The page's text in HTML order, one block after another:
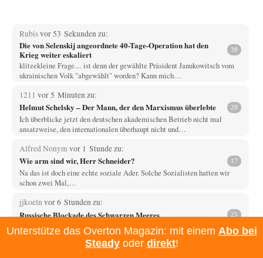
Rubisvor 53 Sekunden zu:
Die von Selenskij angeordnete 40-Tage-Operation hat den
Krieg weiter eskaliert
38
klitzekleine Frage.... ist denn der gewählte Präsident Janukowitsch vom
ukrainischen Volk "abgewählt" worden? Kann mich…
1211 vor 5 Minuten zu:
Helmut Schelsky – Der Mann, der den Marxismus überlebte 28
Ich überblicke jetzt den deutschen akademischen Betrieb nicht mal
ansatzweise, den internationalen überhaupt nicht und…
Alfred Nonym vor 1 Stunde zu:
Wie arm sind wir, Herr Schneider? 17
Na das ist doch eine echte soziale Ader. Solche Sozialisten hatten wir
schon zwei Mal,…
jjkoeln vor 6 Stunden zu:
Russische Blockade des Schwarzen Meeres 25
Die witzigste Form der ukrainischen Klage ist, dass Schiffe, die unter der
Flagge eines Drittstaates…
Unterstütze das Overton Magazin: mit einem Abo bei
Steadyoder direkt!